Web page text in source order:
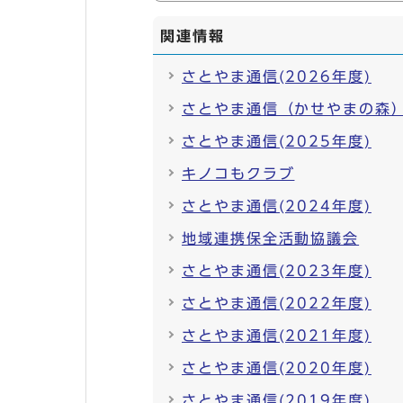
関連情報
さとやま通信(2026年度)
さとやま通信（かせやまの森
さとやま通信(2025年度)
キノコもクラブ
さとやま通信(2024年度)
地域連携保全活動協議会
さとやま通信(2023年度)
さとやま通信(2022年度)
さとやま通信(2021年度)
さとやま通信(2020年度)